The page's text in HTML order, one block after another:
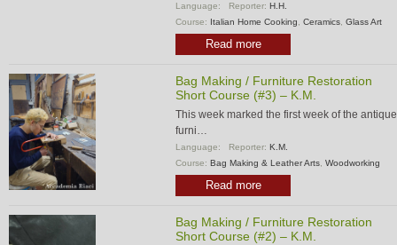
Language: Reporter: H.H.
Course: Italian Home Cooking, Ceramics, Glass Art
Read more
Bag Making / Furniture Restoration
Short Course (#3) – K.M.
This week marked the first week of the antique
furni…
Language: Reporter: K.M.
Course: Bag Making & Leather Arts, Woodworking
Read more
Bag Making / Furniture Restoration
Short Course (#2) – K.M.